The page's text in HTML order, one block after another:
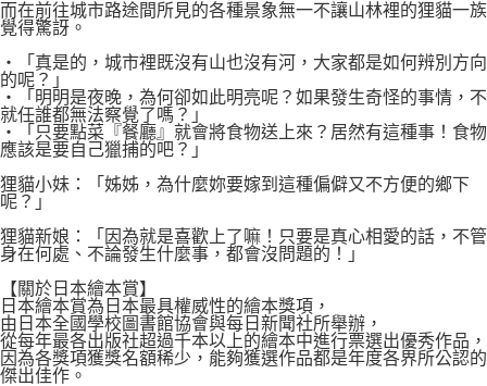
而在前往城市路途間所見的各種景象無一不讓山林裡的狸貓一族
覺得驚訝。
‧「真是的，城市裡既沒有山也沒有河，大家都是如何辨別方向
的呢？」
‧「明明是夜晚，為何卻如此明亮呢？如果發生奇怪的事情，不
就任誰都無法察覺了嗎？」
‧「只要點菜『餐廳』就會將食物送上來？居然有這種事！食物
應該是要自己獵捕的吧？」
狸貓小妹：「姊姊，為什麼妳要嫁到這種偏僻又不方便的鄉下
呢？」
狸貓新娘：「因為就是喜歡上了嘛！只要是真心相愛的話，不管
身在何處、不論發生什麼事，都會沒問題的！」
【關於日本繪本賞】
日本繪本賞為日本最具權威性的繪本獎項，
由日本全國學校圖書館協會與每日新聞社所舉辦，
從每年最各出版社超過千本以上的繪本中進行票選出優秀作品，
因為各獎項獲獎名額稀少，能夠獲選作品都是年度各界所公認的
傑出佳作。